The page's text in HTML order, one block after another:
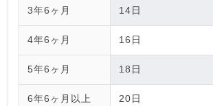
3年6ヶ月 14日
4年6ヶ月 16日
5年6ヶ月 18日
6年6ヶ月以上 20日